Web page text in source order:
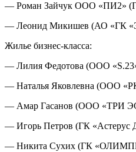
— Роман Зайчук ООО «ПИ2»
— Леонид Микишев (АО «ГК
Жилье бизнес-класса:
— Лилия Федотова (ООО
— Наталья Яковлевна (ООО
— Амар Гасанов (ООО «ТРИ
— Игорь Петров (ГК «Астерус
— Никита Сухих (ГК